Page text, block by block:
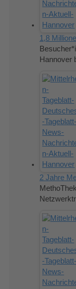
1,8
Hannover
2 Jahre